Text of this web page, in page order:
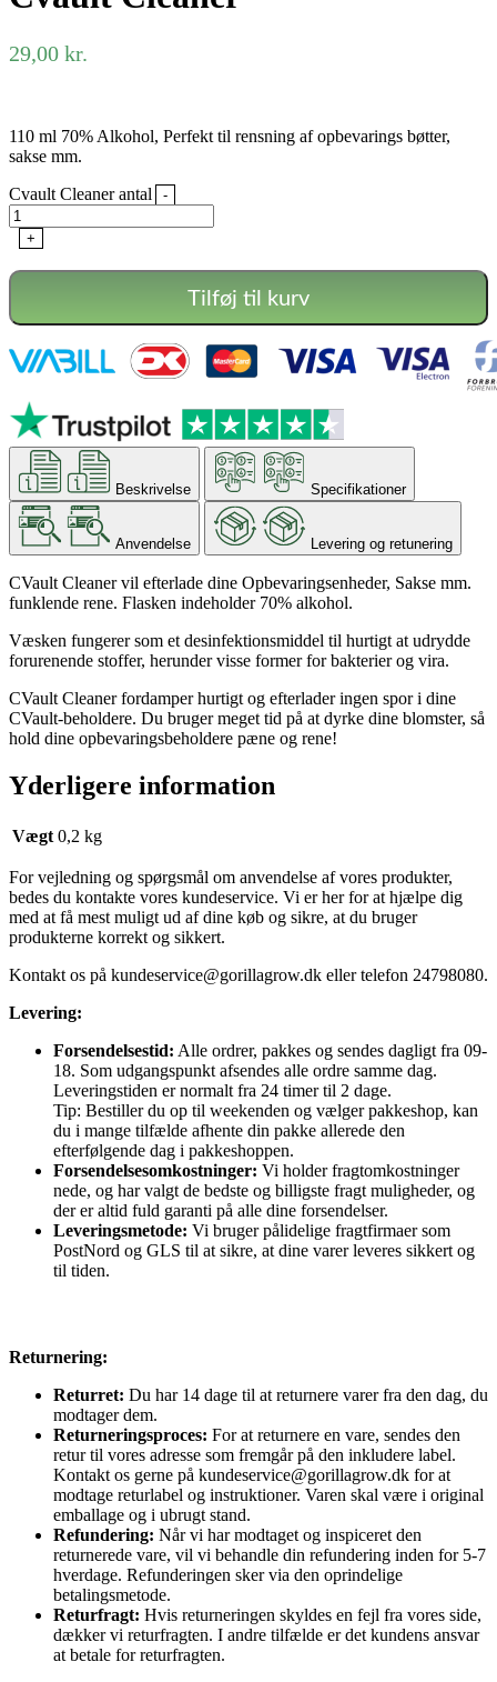
29,00 kr.
110 ml 70% Alkohol, Perfekt til rensning af opbevarings bøtter,
sakse mm.
Cvault Cleaner antal
-
+
Tilføj til kurv
Beskrivelse Specifikationer
Anvendelse Levering og retunering
CVault Cleaner vil efterlade dine Opbevaringsenheder, Sakse mm.
funklende rene. Flasken indeholder 70% alkohol.
Væsken fungerer som et desinfektionsmiddel til hurtigt at udrydde
forurenende stoffer, herunder visse former for bakterier og vira.
CVault Cleaner fordamper hurtigt og efterlader ingen spor i dine
CVault-beholdere. Du bruger meget tid på at dyrke dine blomster, så
hold dine opbevaringsbeholdere pæne og rene!
Yderligere information
Vægt 0,2 kg
For vejledning og spørgsmål om anvendelse af vores produkter,
bedes du kontakte vores kundeservice. Vi er her for at hjælpe dig
med at få mest muligt ud af dine køb og sikre, at du bruger
produkterne korrekt og sikkert.
Kontakt os på kundeservice@gorillagrow.dk eller telefon 24798080.
Levering:
Forsendelsestid: Alle ordrer, pakkes og sendes dagligt fra 09-
18. Som udgangspunkt afsendes alle ordre samme dag.
Leveringstiden er normalt fra 24 timer til 2 dage.
Tip: Bestiller du op til weekenden og vælger pakkeshop, kan
du i mange tilfælde afhente din pakke allerede den
efterfølgende dag i pakkeshoppen.
Forsendelsesomkostninger: Vi holder fragtomkostninger
nede, og har valgt de bedste og billigste fragt muligheder, og
der er altid fuld garanti på alle dine forsendelser.
Leveringsmetode: Vi bruger pålidelige fragtfirmaer som
PostNord og GLS til at sikre, at dine varer leveres sikkert og
til tiden.
Returnering:
Returret: Du har 14 dage til at returnere varer fra den dag, du
modtager dem.
Returneringsproces: For at returnere en vare, sendes den
retur til vores adresse som fremgår på den inkludere label.
Kontakt os gerne på kundeservice@gorillagrow.dk for at
modtage returlabel og instruktioner. Varen skal være i original
emballage og i ubrugt stand.
Refundering: Når vi har modtaget og inspiceret den
returnerede vare, vil vi behandle din refundering inden for 5-7
hverdage. Refunderingen sker via den oprindelige
betalingsmetode.
Returfragt: Hvis returneringen skyldes en fejl fra vores side,
dækker vi returfragten. I andre tilfælde er det kundens ansvar
at betale for returfragten.